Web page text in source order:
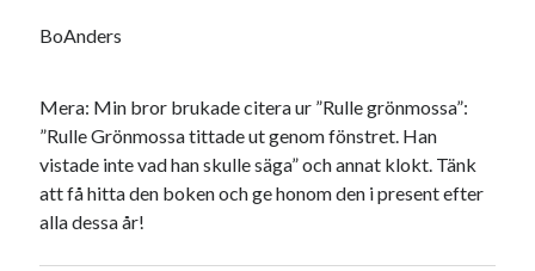
BoAnders
Mera: Min bror brukade citera ur ”Rulle grönmossa”:
”Rulle Grönmossa tittade ut genom fönstret. Han
vistade inte vad han skulle säga” och annat klokt. Tänk
att få hitta den boken och ge honom den i present efter
alla dessa år!